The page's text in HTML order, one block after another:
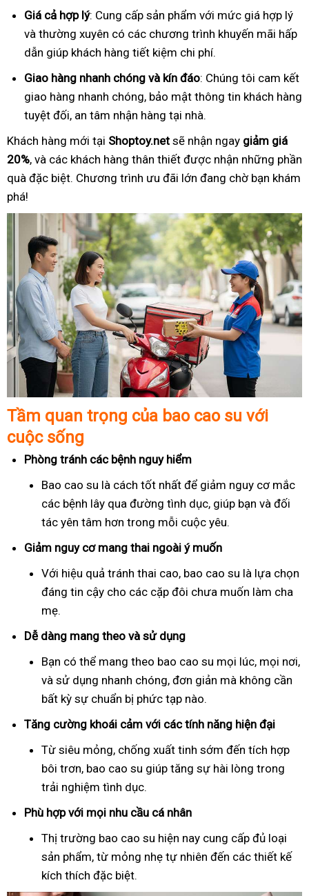
Giá cả hợp lý: Cung cấp sản phẩm với mức giá hợp lý
và thường xuyên có các chương trình khuyến mãi hấp
dẫn giúp khách hàng tiết kiệm chi phí.
Giao hàng nhanh chóng và kín đáo: Chúng tôi cam kết
giao hàng nhanh chóng, bảo mật thông tin khách hàng
tuyệt đối, an tâm nhận hàng tại nhà.
Khách hàng mới tại Shoptoy.net sẽ nhận ngay giảm giá
20%, và các khách hàng thân thiết được nhận những phần
quà đặc biệt. Chương trình ưu đãi lớn đang chờ bạn khám
phá!
Tầm quan trọng của bao cao su với
cuộc sống
Phòng tránh các bệnh nguy hiểm
Bao cao su là cách tốt nhất để giảm nguy cơ mắc
các bệnh lây qua đường tình dục, giúp bạn và đối
tác yên tâm hơn trong mỗi cuộc yêu.
Giảm nguy cơ mang thai ngoài ý muốn
Với hiệu quả tránh thai cao, bao cao su là lựa chọn
đáng tin cậy cho các cặp đôi chưa muốn làm cha
mẹ.
Dễ dàng mang theo và sử dụng
Bạn có thể mang theo bao cao su mọi lúc, mọi nơi,
và sử dụng nhanh chóng, đơn giản mà không cần
bất kỳ sự chuẩn bị phức tạp nào.
Tăng cường khoái cảm với các tính năng hiện đại
Từ siêu mỏng, chống xuất tinh sớm đến tích hợp
bôi trơn, bao cao su giúp tăng sự hài lòng trong
trải nghiệm tình dục.
Phù hợp với mọi nhu cầu cá nhân
Thị trường bao cao su hiện nay cung cấp đủ loại
sản phẩm, từ mỏng nhẹ tự nhiên đến các thiết kế
kích thích đặc biệt.